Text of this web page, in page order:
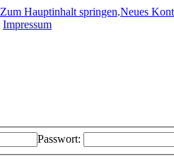
Zum Hauptinhalt springen.Neues
Impressum
Passwort: